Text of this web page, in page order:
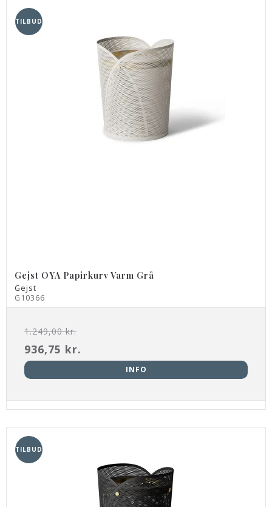
TILBUD
Gejst OYA Papirkurv Varm Grå
Gejst
G10366
1.249,00 kr.
936,75 kr.
INFO
TILBUD